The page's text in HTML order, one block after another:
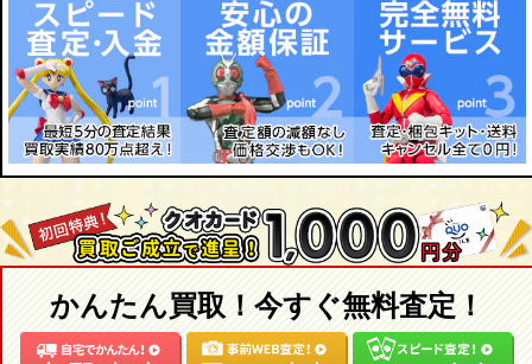
かんたん買取！今すぐ無料査定！